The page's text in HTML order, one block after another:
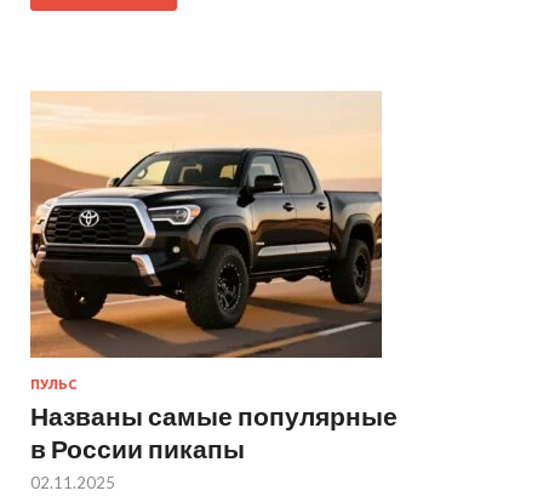
ПУЛЬС
Названы самые популярные
в России пикапы
02.11.2025